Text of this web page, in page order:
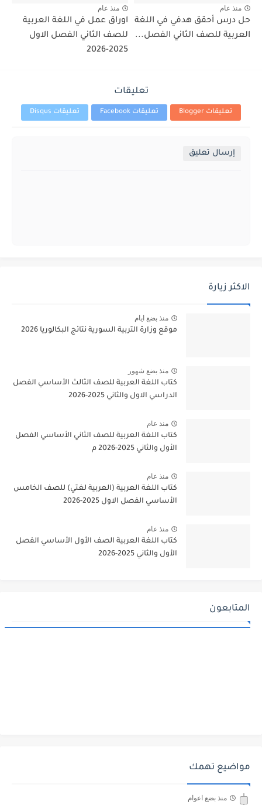
منذ عام
حل درس أحقق هدفي في اللغة
العربية للصف الثاني الفصل...
منذ عام
اوراق عمل في اللغة العربية
للصف الثاني الفصل الاول
2025-2026
تعليقات
تعليقات Blogger تعليقات Facebook تعليقات Disqus
إرسال تعليق
الاكثر زيارة
منذ بضع ايام
موقع وزارة التربية السورية نتائج البكالوريا 2026
منذ بضع شهور
كتاب اللغة العربية للصف الثالث الأساسي الفصل
الدراسي الاول والثاني 2025-2026
منذ عام
كتاب اللغة العربية للصف الثاني الأساسي الفصل
الأول والثاني 2025-2026 م
منذ عام
كتاب اللغة العربية (العربية لغتي) للصف الخامس
الأساسي الفصل الاول 2025-2026
منذ عام
كتاب اللغة العربية الصف الأول الأساسي الفصل
الأول والثاني 2025-2026
المتابعون
مواضيع تهمك
منذ بضع اعوام